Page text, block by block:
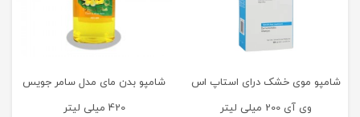
شامپو موی خشک درای استاپ اس
وی آی 200 میلی لیتر
شامپو بدن مای مدل سامر جویس
420 میلی لیتر